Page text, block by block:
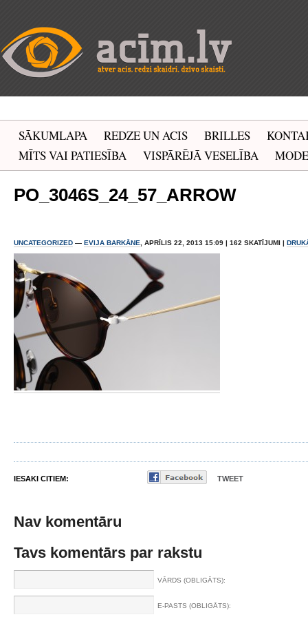
SĀKUMLAPA REDZE UN ACIS BRILLES
MĪTS VAI PATIESĪBA
VISPĀRĒJĀ VESELĪBA MODE
PO_3046S_24_57_ARROW
UNCATEGORIZED — EVIJA BARKĀNE , APRĪLIS 22, 2013 15:09 | 162 SKATĪJUMI |
IESAKI CITIEM: TWEET
Nav komentāru
Tavs komentārs par rakstu
VĀRDS (OBLIGĀTS):
E-PASTS (OBLIGĀTS):